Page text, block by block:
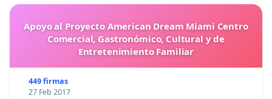
Apoyo al Proyecto American Dream Miami Centro
Comercial, Gastronómico, Cultural y de
Entretenimiento Familiar
449 firmas
27 Feb 2017